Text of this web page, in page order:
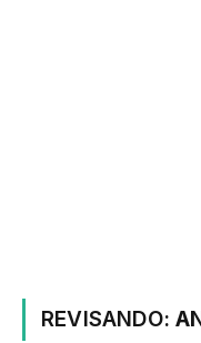
REVISANDO: